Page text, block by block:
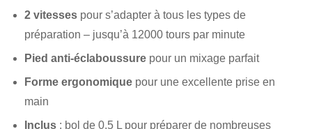
2 vitesses pour s’adapter à tous les types de
préparation – jusqu’à 12000 tours par minute
Pied anti-éclaboussure pour un mixage parfait
Forme ergonomique pour une excellente prise en
main
Inclus : bol de 0.5 L pour préparer de nombreuses